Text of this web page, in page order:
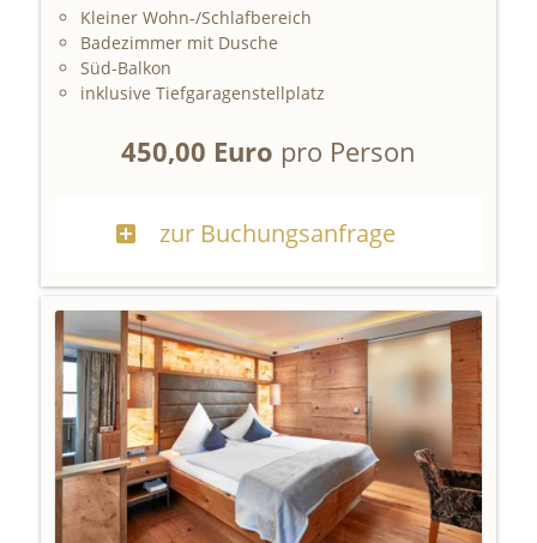
Kleiner Wohn-/Schlafbereich
Badezimmer mit Dusche
Süd-Balkon
inklusive Tiefgaragenstellplatz
450,00 Euro pro Person
zur Buchungsanfrage